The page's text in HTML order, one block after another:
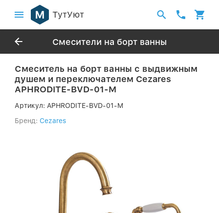
ТутУют
Смесители на борт ванны
Смеситель на борт ванны с выдвижным
душем и переключателем Cezares
APHRODITE-BVD-01-M
Артикул: APHRODITE-BVD-01-M
Бренд: Cezares